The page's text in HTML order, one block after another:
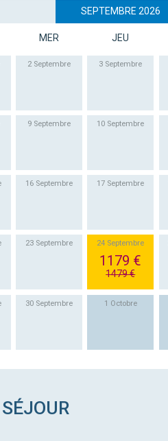
SEPTEMBRE 2026
MER JEU
2 Septembre 3 Septembre
9 Septembre 10 Septembre
16 Septembre 17 Septembre
23 Septembre 24 Septembre
1179 €
1479 €
30 Septembre 1 Octobre
SÉJOUR